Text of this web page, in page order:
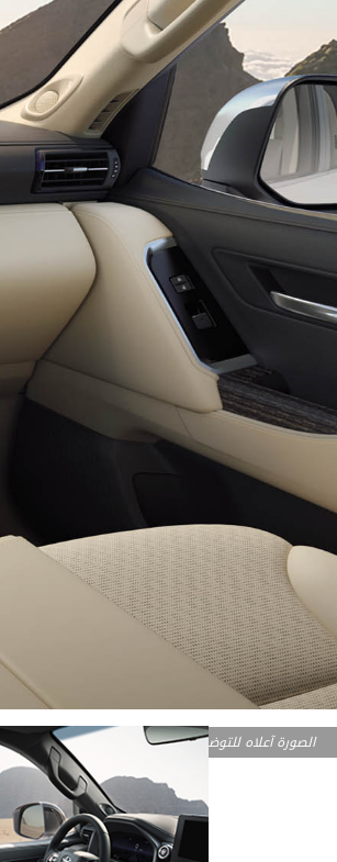
الصورة آعلاه للتوضيح فقط قد تختلف الصور والألوان